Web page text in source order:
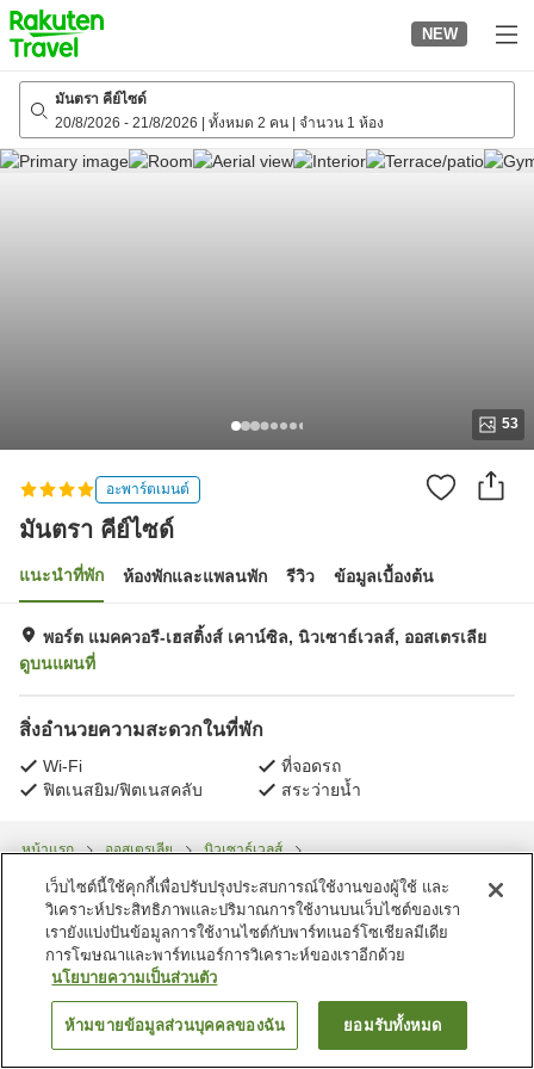
to
top
page
NEW
มันตรา คีย์ไซด์
20/8/2026 - 21/8/2026 ทั้งหมด 2 คน จำนวน 1 ห้อง
53
อะพาร์ตเมนต์
มันตรา คีย์ไซด์
แนะนำที่พัก ห้องพักและแพลนพัก รีวิว ข้อมูลเบื้องต้น
พอร์ต แมคควอรี-เฮสติ้งส์ เคาน์ซิล, นิวเซาธ์เวลส์, ออสเตรเลีย
ดูบนแผนที่
สิ่งอำนวยความสะดวกในที่พัก
Wi-Fi
ที่จอดรถ
ฟิตเนสยิม/ฟิตเนสคลับ
สระว่ายน้ำ
หน้าแรก ออสเตรเลีย
นิวเซาธ์เวลส์
พอร์ต แมคควอรี-เฮสติ้งส์ เคาน์ซิล
ค้นหาห้องพัก
เว็บไซต์นี้ใช้คุกกี้เพื่อปรับปรุงประสบการณ์ใช้งานของผู้ใช้ และ
วิเคราะห์ประสิทธิภาพและปริมาณการใช้งานบนเว็บไซต์ของเรา
เรายังแบ่งปันข้อมูลการใช้งานไซต์กับพาร์ทเนอร์โซเชียลมีเดีย
การโฆษณาและพาร์ทเนอร์การวิเคราะห์ของเราอีกด้วย
นโยบายความเป็นส่วนตัว
ห้ามขายข้อมูลส่วนบุคคลของฉัน ยอมรับทั้งหมด